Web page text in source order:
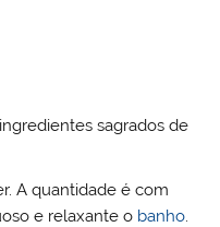
sagrados de
A quantidade é com
e relaxante o banho.